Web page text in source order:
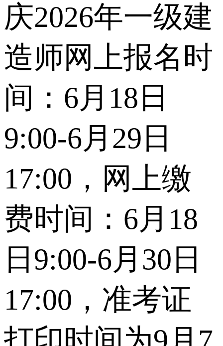
庆2026年一级建
造师网上报名时
间：6月18日
9:00-6月29日
17:00，网上缴
费时间：6月18
日9:00-6月30日
17:00，准考证